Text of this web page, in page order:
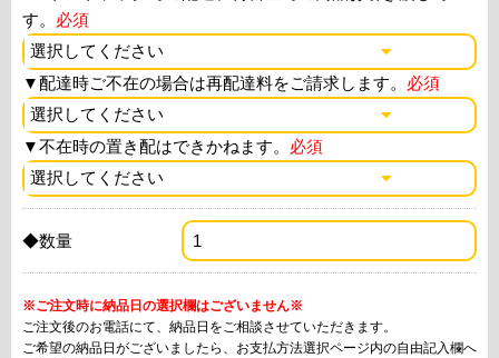
す。 必須
▼配達時ご不在の場合は再配達料をご請求します。 必須
▼不在時の置き配はできかねます。 必須
◆数量
※ご注文時に納品日の選択欄はございません※
ご注文後のお電話にて、納品日をご相談させていただきます。
ご希望の納品日がございましたら、お支払方法選択ページ内の自由記入欄へ